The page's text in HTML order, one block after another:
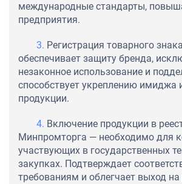
международные стандарты,
предприятия.
Регистрация товарного
обеспечивает защиту бренда,
незаконное использование и
способствует укреплению имиджа
продукции.
Включение продукции в
Минпромторга — необходимо для
участвующих в государственных
закупках. Подтверждает
требованиям и облегчает выход